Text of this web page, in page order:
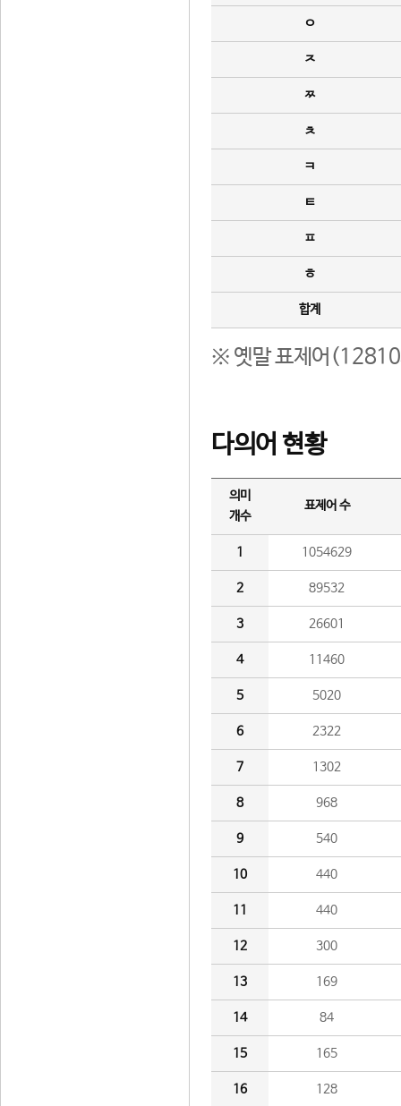
ㅇ
ㅈ
ㅉ
ㅊ
ㅋ
ㅌ
ㅍ
ㅎ
합계
※ 옛말 표제어(12810
다의어 현황
의미
개수
표제어 수
1 1054629
2 89532
3 26601
4 11460
5 5020
6 2322
7 1302
8 968
9 540
10 440
11 440
12 300
13 169
14 84
15 165
16 128